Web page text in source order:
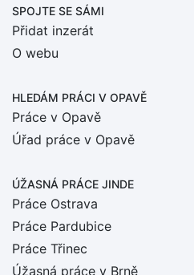
SPOJTE SE SÁMI
Přidat inzerát
O webu
HLEDÁM PRÁCI V OPAVĚ
Práce v Opavě
Úřad práce v Opavě
ÚŽASNÁ PRÁCE JINDE
Práce Ostrava
Práce Pardubice
Práce Třinec
Úžasná práce v Brně